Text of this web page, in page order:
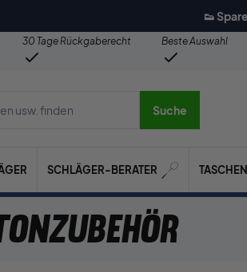
👟
30 Tage Rückgaberecht
Beste Auswahl
Marken usw.
Suche
SCHLÄGER-BERATER TASCHEN